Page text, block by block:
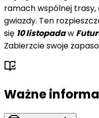
ramach wspólnej trasy,
gwiazdy. Ten
się 10 listopadaw
Zabierzcie swoje
Ważne